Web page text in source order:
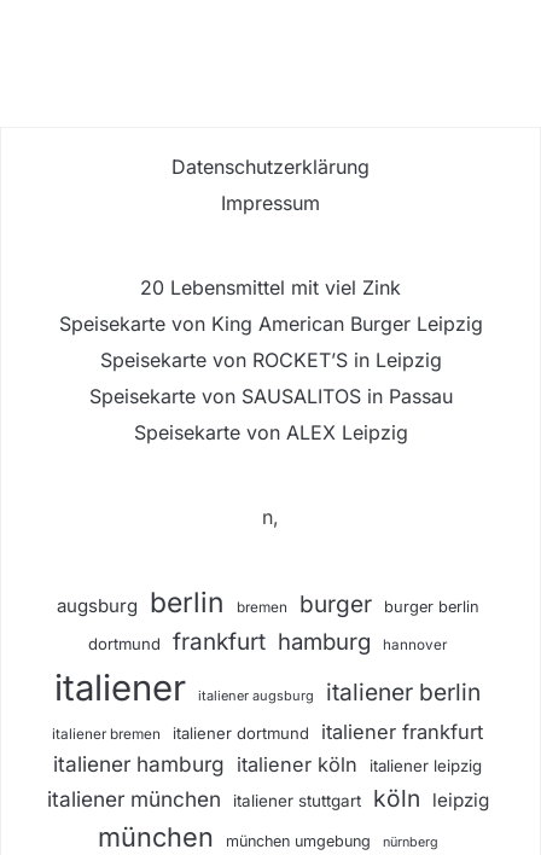
Datenschutzerklärung
Impressum
20 Lebensmittel mit viel Zink
Speisekarte von King American Burger Leipzig
Speisekarte von ROCKET’S in Leipzig
Speisekarte von SAUSALITOS in Passau
Speisekarte von ALEX Leipzig
n,
augsburg berlin bremen burger burger berlin
dortmund frankfurt hamburg hannover
italiener italiener augsburg italiener berlin
italiener bremen italiener dortmund italiener frankfurt
italiener hamburg italiener köln italiener leipzig
italiener münchen italiener stuttgart köln leipzig
münchen münchen umgebung nürnberg